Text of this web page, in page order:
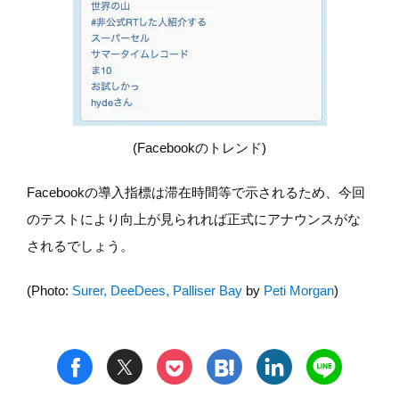
(Facebookのトレンド)
Facebookの導入指標は滞在時間等で示されるため、今回
のテストにより向上が見られれば正式にアナウンスがな
されるでしょう。
(Photo: Surer, DeeDees, Palliser Bay by Peti Morgan)
f t p h l n